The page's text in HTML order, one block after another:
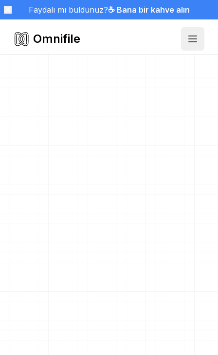
Faydalı mı buldunuz?☕ Bana bir kahve alın
Omnifile